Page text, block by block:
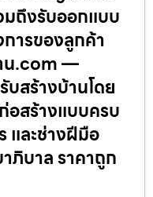
มถึงรับออกแบบ
ารของลูกค้า
น.com —
บสร้างบ้านโดย
อสร้างแบบครบ
และช่างฝีมือ
ภิบาล ราคาถูก